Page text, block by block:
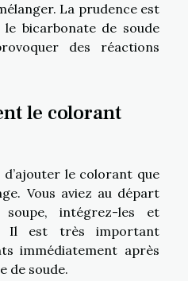
La prudence est
bicarbonate de soude
des réactions
le colorant
le colorant que
Vous aviez au départ
intégrez-les et
Il est très important
immédiatement après
de soude.